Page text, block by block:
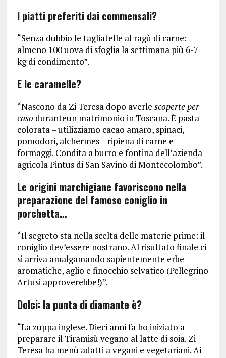
I piatti preferiti dai commensali?
“Senza dubbio le tagliatelle al ragù di carne:
almeno 100 uova di sfoglia la settimana più 6-7
kg di condimento”.
E le caramelle?
“Nascono da Zi Teresa dopo averle scoperteper
caso duranteun matrimonio in Toscana. È pasta
colorata – utilizziamo cacao amaro, spinaci,
pomodori, alchermes – ripiena di carne e
formaggi. Condita a burro e fontina dell’azienda
agricola Pintus di San Savino di Montecolombo”.
Le origini marchigiane favoriscono nella
preparazione del famoso coniglio in
porchetta…
“Il segreto sta nella scelta delle materie prime: il
coniglio dev’essere nostrano. Al risultato finale ci
si arriva amalgamando sapientemente erbe
aromatiche, aglio e finocchio selvatico (Pellegrino
Artusi approverebbe!)”.
Dolci: la punta di diamante è?
“La zuppa inglese. Dieci anni fa ho iniziato a
preparare il Tiramisù vegano al latte di soia. Zi
Teresa ha menù adatti a vegani e vegetariani. Ai